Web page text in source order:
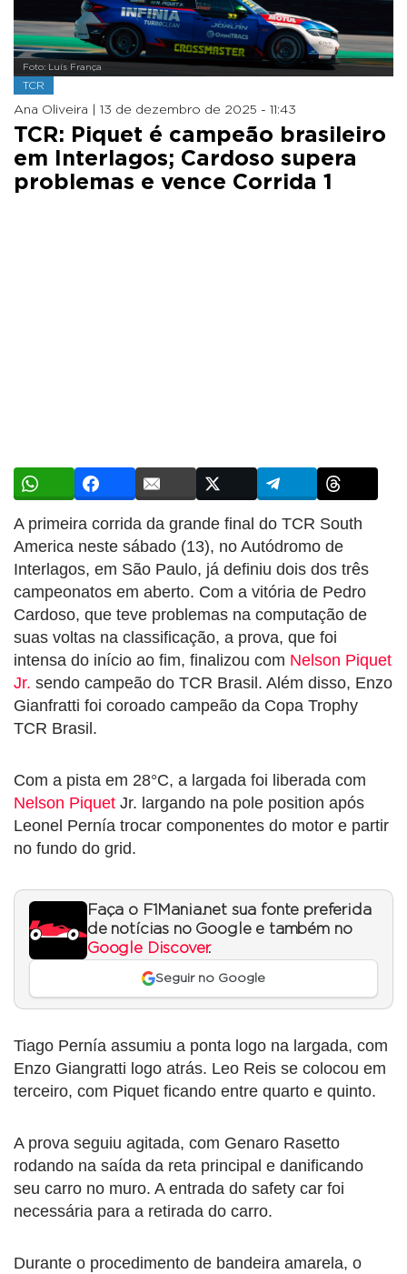
Foto: Luís França
TCR
Ana Oliveira | 13 de dezembro de 2025 - 11:43
TCR: Piquet é campeão brasileiro
em Interlagos; Cardoso supera
problemas e vence Corrida 1
A primeira corrida da grande final do TCR South
America neste sábado (13), no Autódromo de
Interlagos, em São Paulo, já definiu dois dos três
campeonatos em aberto. Com a vitória de Pedro
Cardoso, que teve problemas na computação de
suas voltas na classificação, a prova, que foi
intensa do início ao fim, finalizou com Nelson Piquet
Jr. sendo campeão do TCR Brasil. Além disso, Enzo
Gianfratti foi coroado campeão da Copa Trophy
TCR Brasil.
Com a pista em 28°C, a largada foi liberada com
Nelson Piquet Jr. largando na pole position após
Leonel Pernía trocar componentes do motor e partir
no fundo do grid.
Faça o F1Mania.net sua fonte preferida
de notícias no Google e também no
Google Discover.
Seguir no Google
Tiago Pernía assumiu a ponta logo na largada, com
Enzo Giangratti logo atrás. Leo Reis se colocou em
terceiro, com Piquet ficando entre quarto e quinto.
A prova seguiu agitada, com Genaro Rasetto
rodando na saída da reta principal e danificando
seu carro no muro. A entrada do safety car foi
necessária para a retirada do carro.
Durante o procedimento de bandeira amarela, o